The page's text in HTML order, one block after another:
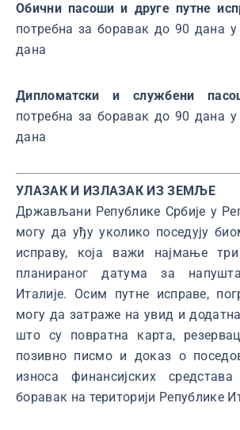
Обични пасоши и друге путне
потребна за боравак до 90 дана
дана
Дипломатски и службени
потребна за боравак до 90 дана
дана
УЛАЗАК И ИЗЛАЗАК ИЗ ЗЕМЉЕ
Држављани Републике Србије у
могу да уђу уколико поседују
исправу, која важи најмање
планираног датума за
Италије. Осим путне исправе,
могу да затраже на увид и
што су повратна карта,
позивно писмо и доказ о
износа финансијских
боравак на територији Републике